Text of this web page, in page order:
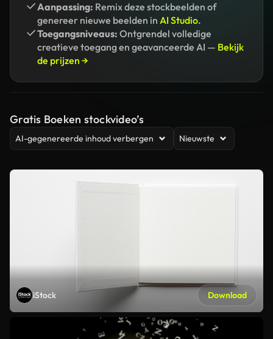
Aanpassing: Remix deze stockbeelden of
genereer nieuwe beelden in AI Studio.
Toegangsniveaus: Ontgrendel volledige
creatieve toegang en geavanceerde AI — Bekijk
de prijzen →
Gratis Boeken stockvideo’s
AI-gegenereerde inhoud verbergen Nieuwste
iStock Download